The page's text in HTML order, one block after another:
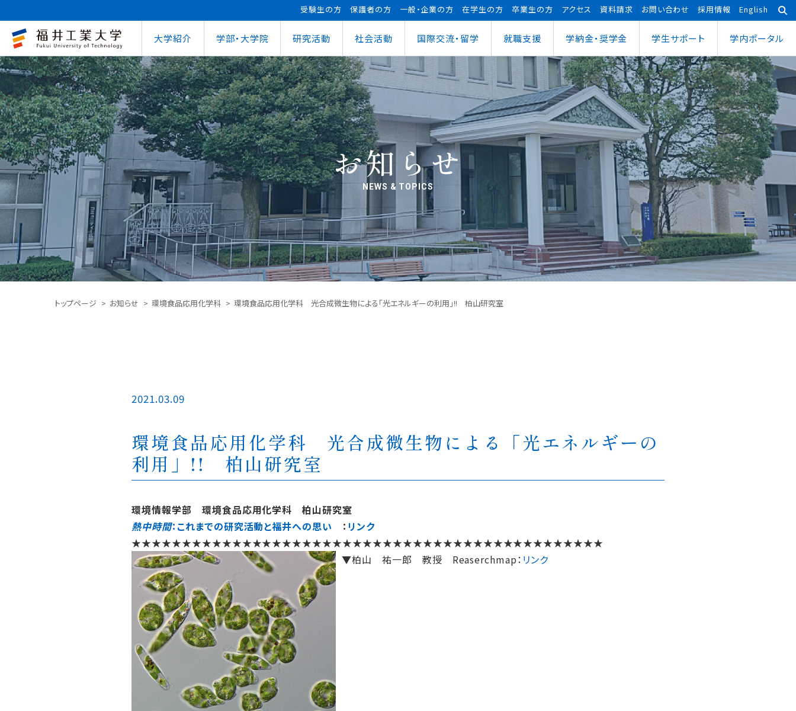
受験生の方 保護者の方 一般・企業の方 在学生の方 卒業生の方 アクセス 資料請求 お問い合わせ 採用情報 English
大学紹介
大学概要教育情報の公表
大学概要
教育情報の公表
学びの特色
教員紹介
キャンパス案内
図書館
第62回大学祭
式辞集
学部・大学院
工学部
電気電子情報工学科
機械工学科
建築土木工学科
原子力技術応用工学科
環境学部
環境食品応用化学科
デザイン学科
経営情報学部
経営情報学科
スポーツ健康科学部
スポーツ健康科学科
大学院
応用理工学専攻
社会システム学専攻
研究活動
地域連携研究推進センター研究シーズ紹介
地域連携研究推進センター
教育研究業績情報
研究シーズ紹介
研究紀要
外国人研究者招へい・受入れ
研究情報
AI&IoTセンター
まちづくりデザインセンター
ウェルネス＆スポーツサイエンスセンター
未来ロボティクスセンター
あわら宇宙センター
社会活動
自治体との連携FUT公開講座
自治体との連携
FUT公開講座
出前講義・出前実験
未来塾 講演会
科学実験キャラバン
ロボット事業
FUTブラス
スポーツ教室
その他活動
活動レポート
国際交流・留学
インターナショナルセンターOCPS
海外留学プログラム
インターナショナルセンター
国際交流
海外留学プログラム（OCPS）
文化交流
【重要】海外へ渡航するみなさんへ
就職支援
キャリアセンター就職実績
キャリアセンター
就職⽀援プログラム
インターンシップ
就職実績
資格取得
就職⽀援ナビ
企業の方へ
求人・説明会のお申し込み
キャリアセンターとの面談
学納金・奨学金
学費等納⼊⾦在学⽣向け奨学⾦
学費等納⼊⾦
在学⽣向け奨学⾦
受験⽣向け奨学⾦
⽇本学⽣⽀援機構奨学⾦ 給付奨学⾦
⽇本学⽣⽀援機構奨学⾦ 貸与奨学⾦
教育ローン
授業料等の減免制度
学⽣サポート
寮・下宿のご案内SSLプロジェクト
学⽣⽣活⽀援室
学習⽀援室
情報メディアセンター
SSLプロジェクト
学⽣保険
医務情報
障害学⽣⽀援
寮・下宿のご案内
クラブ活動支援センター
学内ポータル
学習管理システム（manaba）WEBシラバス
学習管理システム（manaba）
学生ポータルシステム（学外からの接続）
WEBシラバス
お知らせ
NEWS & TOPICS
トップページ お知らせ 環境食品応用化学科 環境食品応用化学科 光合成微生物による「光エネルギーの利用」!! 柏山研究室
2021.03.09
環境食品応用化学科 光合成微生物による「光エネルギーの
利用」!! 柏山研究室
環境情報学部 環境食品応用化学科 柏山研究室
熱中時間：これまでの研究活動と福井への思い ： リンク
★★★★★★★★★★★★★★★★★★★★★★★★★★★★★★★★★★★★★★★★★★★★★★★
▼柏山 祐一郎 教授 Reaserchmap： リンク